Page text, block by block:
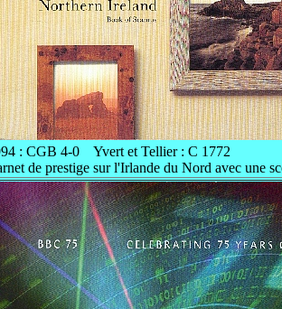
: CGB 4-0 Yvert et Tellier : C 1772
de prestige sur l'Irlande du Nord avec une